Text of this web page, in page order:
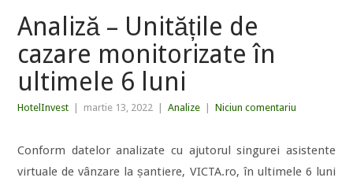
Analiză – Unitățile de
cazare monitorizate în
ultimele 6 luni
HotelInvest martie 13, 2022 Analize Niciun comentariu
Conform datelor analizate cu ajutorul singurei asistente
virtuale de vânzare la șantiere, VICTA.ro, în ultimele 6 luni